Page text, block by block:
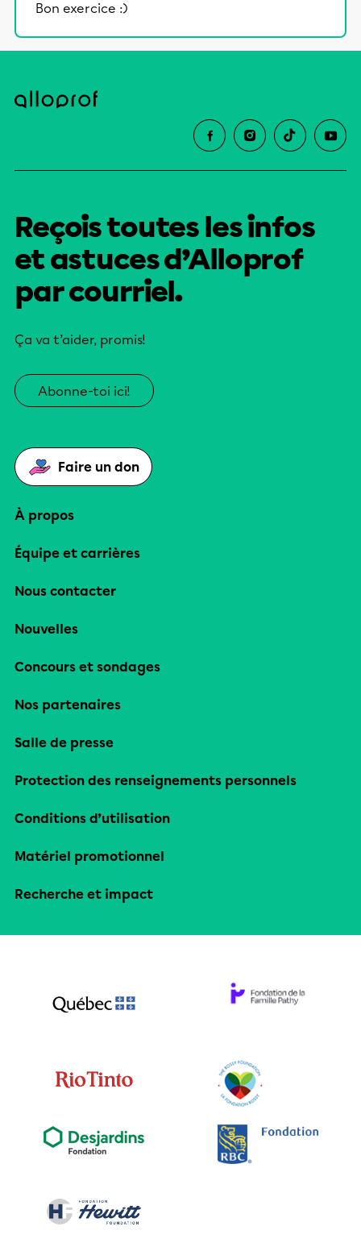
Bon exercice :)
Reçois toutes les infos
et astuces d’Alloprof
par courriel.
Ça va t’aider, promis!
Abonne-toi ici!
Faire un don
À propos
Équipe et carrières
Nous contacter
Nouvelles
Concours et sondages
Nos partenaires
Salle de presse
Protection des renseignements personnels
Conditions d’utilisation
Matériel promotionnel
Recherche et impact